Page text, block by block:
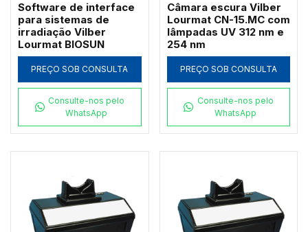
Software de interface
para sistemas de
irradiação Vilber
Lourmat BIOSUN
PREÇO SOB CONSULTA
Consulte-nos pelo
WhatsApp
Câmara escura Vilber
Lourmat CN-15.MC com
lâmpadas UV 312 nm e
254 nm
PREÇO SOB CONSULTA
Consulte-nos pelo
WhatsApp